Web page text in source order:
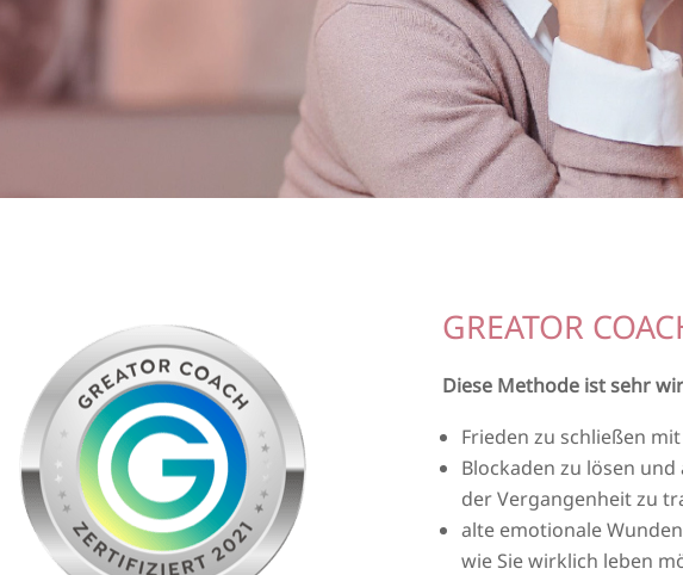
GREATOR
​Diese Methode ist sehr
Frieden zu schließen
Blockaden zu lösen
der Vergangenheit zu
alte emotionale
wie Sie wirklich leben